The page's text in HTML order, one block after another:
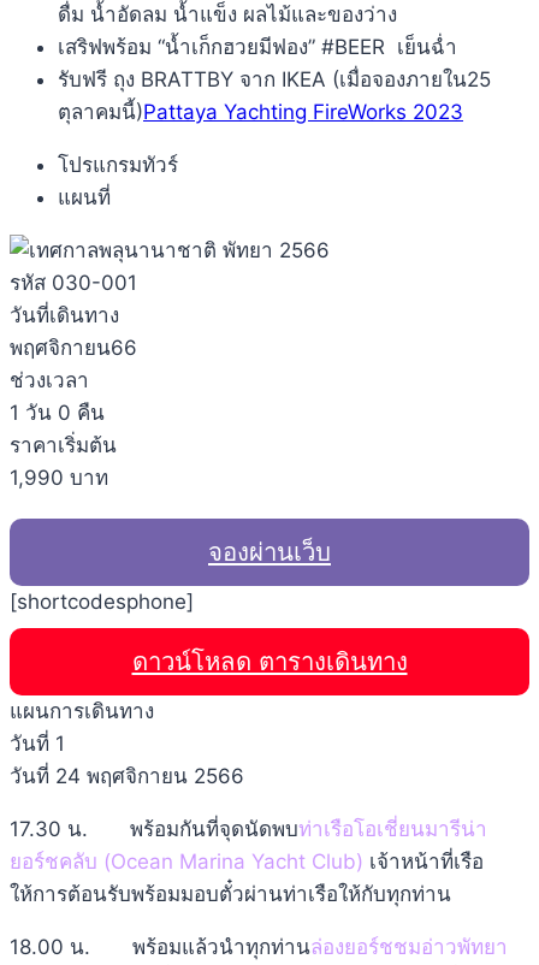
ดื่ม น้ำอัดลม น้ำแข็ง ผลไม้และของว่าง
เสริฟพร้อม “น้ำเก็กฮวยมีฟอง” #BEER เย็นฉ่ำ
รับฟรี ถุง BRATTBY จาก IKEA (เมื่อจองภายใน25
ตุลาคมนี้)Pattaya Yachting FireWorks 2023
โปรแกรมทัวร์
แผนที่
รหัส 030-001
วันที่เดินทาง
พฤศจิกายน66
ช่วงเวลา
1 วัน 0 คืน
ราคาเริ่มต้น
1,990 บาท
จองผ่านเว็บ
[shortcodesphone]
ดาวน์โหลด ตารางเดินทาง
แผนการเดินทาง
วันที่ 1
วันที่ 24 พฤศจิกายน 2566
17.30 น. พร้อมกันที่จุดนัดพบท่าเรือโอเชี่ยนมารีน่า
ยอร์ชคลับ (Ocean Marina Yacht Club) เจ้าหน้าที่เรือ
ให้การต้อนรับพร้อมมอบตั๋วผ่านท่าเรือให้กับทุกท่าน
18.00 น. พร้อมแล้วนำทุกท่านล่องยอร์ชชมอ่าวพัทยา